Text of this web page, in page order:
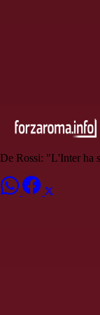
De Rossi: "L'Inter ha